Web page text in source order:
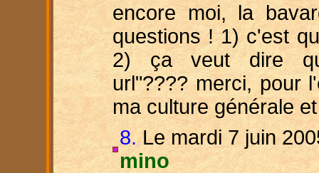
encore moi, la
questions ! 1) c'est
2) ça veut dire
url"???? merci, pour
ma culture générale
8.Le mardi 7 juin
mino